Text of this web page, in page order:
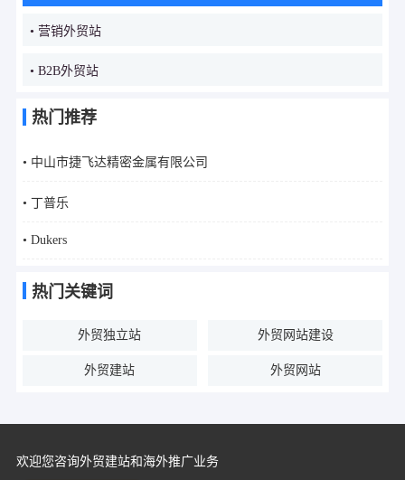
• 营销外贸站
• B2B外贸站
热门推荐
• 中山市捷飞达精密金属有限公司
• 丁普乐
• Dukers
热门关键词
外贸独立站 外贸网站建设
外贸建站 外贸网站
欢迎您咨询外贸建站和海外推广业务